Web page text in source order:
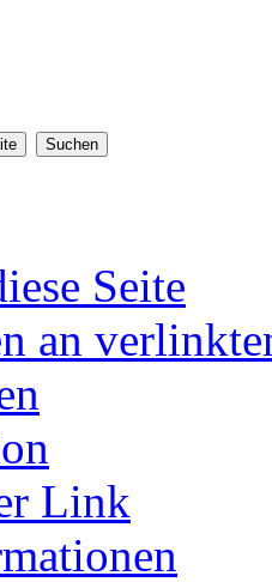
Seite
an
Link